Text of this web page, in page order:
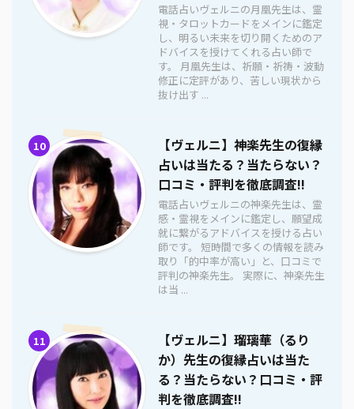
電話占いヴェルニの月凰先生は、霊
視・タロットカードをメインに鑑定
し、明るい未来を切り開くためのア
ドバイスを授けてくれる占い師で
す。 月凰先生は、祈願・祈祷・波動
修正に定評があり、苦しい現状から
抜け出す ...
10
【ヴェルニ】神楽先生の復縁
占いは当たる？当たらない？
口コミ・評判を徹底調査!!
電話占いヴェルニの神楽先生は、霊
感・霊視をメインに鑑定し、願望成
就に繋がるアドバイスを授ける占い
師です。 短時間で多くの情報を読み
取り「的中率が高い」と、口コミで
評判の神楽先生。 実際に、神楽先生
は当 ...
11
【ヴェルニ】瑠璃華（るり
か）先生の復縁占いは当た
る？当たらない？口コミ・評
判を徹底調査!!